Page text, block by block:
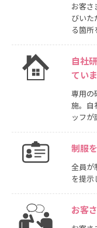
お客さ
びいた
る箇所
自社
てい
専用の
施。自
ッフが
制服
全員が
を提示
お客